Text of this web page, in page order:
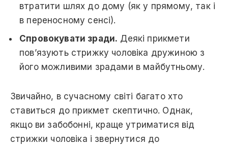
втратити шлях до дому (як у прямому, так і
в переносному сенсі).
Спровокувати зради. Деякі прикмети
пов’язують стрижку чоловіка дружиною з
його можливими зрадами в майбутньому.
Звичайно, в сучасному світі багато хто
ставиться до прикмет скептично. Однак,
якщо ви забобонні, краще утриматися від
стрижки чоловіка і звернутися до